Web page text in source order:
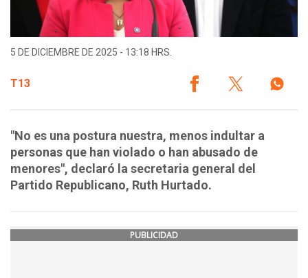
5 DE DICIEMBRE DE 2025 - 13:18 HRS.
T13
"No es una postura nuestra, menos indultar a
personas que han violado o han abusado de
menores", declaró la secretaria general del
Partido Republicano, Ruth Hurtado.
PUBLICIDAD